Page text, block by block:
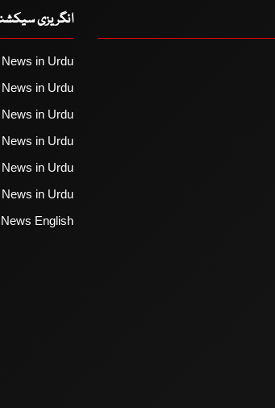
انگریزی
in Urdu
in Urdu
in Urdu
News in Urdu
in Urdu
in Urdu
English